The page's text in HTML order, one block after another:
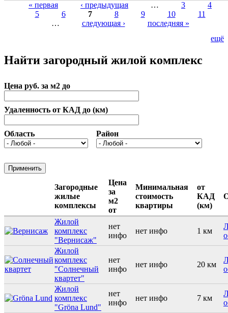
Страницы
« первая ‹ предыдущая … 3
4
5
6 7 8 9 10
11
…
следующая ›
последняя »
ещё
Найти загородный жилой комплекс
Цена руб. за м2 до
Удаленность от КАД до (км)
Область Район
Загородные
жилые
комплексы
Цена
за
м2
от
Минимальная
стоимость
квартиры
от
КАД
(км)
Жилой
комплекс
"Вернисаж"
нет
инфо
нет инфо 1 км
Жилой
комплекс
"Солнечный
квартет"
нет
инфо
нет инфо 20 км
Жилой
комплекс
"Gröna Lund"
нет
инфо
нет инфо 7 км